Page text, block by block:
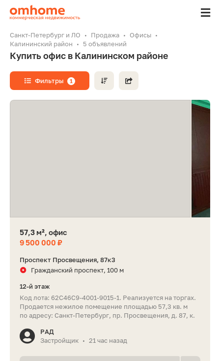
Санкт-Петербург и ЛО Продажа
Офисы
Калининский район
5 объявлений
Купить офис в Калининском районе
Фильтры 1
57,3 м², офис
9 500 000 ₽
Проспект Просвещения, 87к3
Гражданский проспект, 100 м
12-й этаж
Код лота: 62C46C9-4001-9015-1. Реализуется на торгах.
Продается нежилое помещение площадью 57,3 кв. м
по адресу: Санкт-Петербург, пр. Просвещения, д. 87, к.
РАД
Застройщик • 21 час назад